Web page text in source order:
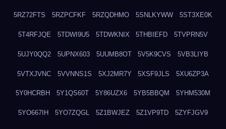
5RZ72FTS 5RZPCFKF 5RZQDHMO 5SNLKYWW 5ST3XE0K
5T4RFJQE 5TDWI9U5 5TDWKNIX 5THBIEFD 5TVPRN5V
5UJY0QQ2 5UPNX603 5UUMB8OT 5V5K9CVS 5VB3LIYB
5VTXJVNC 5VVNNS1S 5XJ2MR7Y 5XSF9JLS 5XU6ZP3A
5Y0HCRBH 5Y1QS60T 5Y86UZX6 5YB5BBQM 5YHM530M
5YO667IH 5YO7ZQGL 5Z1BWJEZ 5Z1VP9TD 5ZYFJGV9